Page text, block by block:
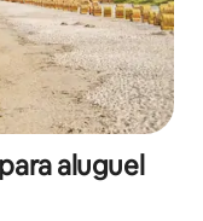
aluguel